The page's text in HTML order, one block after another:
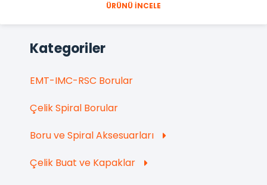
Kategoriler
EMT-IMC-RSC Borular
Çelik Spiral Borular
Boru ve Spiral Aksesuarları
Çelik Buat ve Kapaklar
ÜRÜNÜ İNCELE